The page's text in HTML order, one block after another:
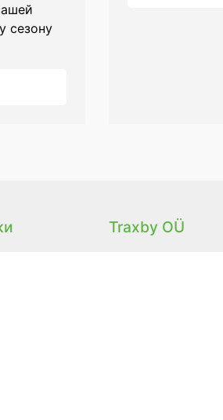
сезону
Traxby OÜ